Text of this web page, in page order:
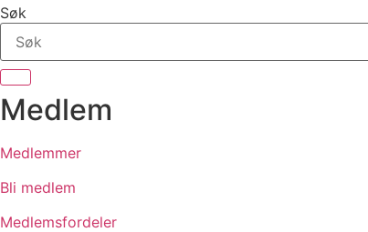
Søk
Medlem
Medlemmer
Bli medlem
Medlemsfordeler